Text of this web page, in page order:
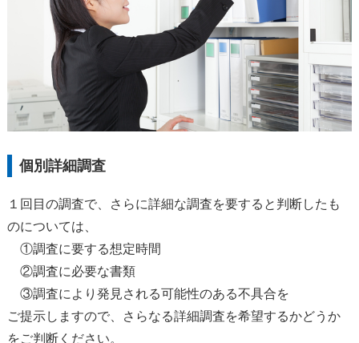
個別詳細調査
１回目の調査で、さらに詳細な調査を要すると判断したも
のについては、
①調査に要する想定時間
②調査に必要な書類
③調査により発見される可能性のある不具合を
ご提示しますので、さらなる詳細調査を希望するかどうか
をご判断ください。